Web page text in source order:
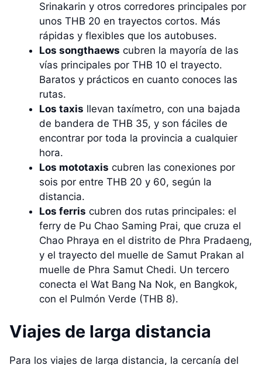
Srinakarin y otros corredores principales por
unos THB 20 en trayectos cortos. Más
rápidas y flexibles que los autobuses.
Los songthaews cubren la mayoría de las
vías principales por THB 10 el trayecto.
Baratos y prácticos en cuanto conoces las
rutas.
Los taxis llevan taxímetro, con una bajada
de bandera de THB 35, y son fáciles de
encontrar por toda la provincia a cualquier
hora.
Los mototaxis cubren las conexiones por
sois por entre THB 20 y 60, según la
distancia.
Los ferris cubren dos rutas principales: el
ferry de Pu Chao Saming Prai, que cruza el
Chao Phraya en el distrito de Phra Pradaeng,
y el trayecto del muelle de Samut Prakan al
muelle de Phra Samut Chedi. Un tercero
conecta el Wat Bang Na Nok, en Bangkok,
con el Pulmón Verde (THB 8).
Viajes de larga distancia
Para los viajes de larga distancia, la cercanía del